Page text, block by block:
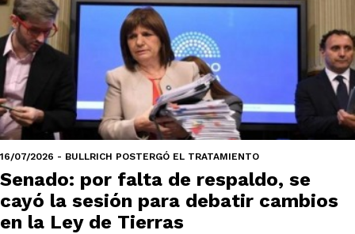
16/07/2026 - BULLRICH POSTERGÓ EL TRATAMIENTO
Senado: por falta de respaldo, se
cayó la sesión para debatir cambios
en la Ley de Tierras